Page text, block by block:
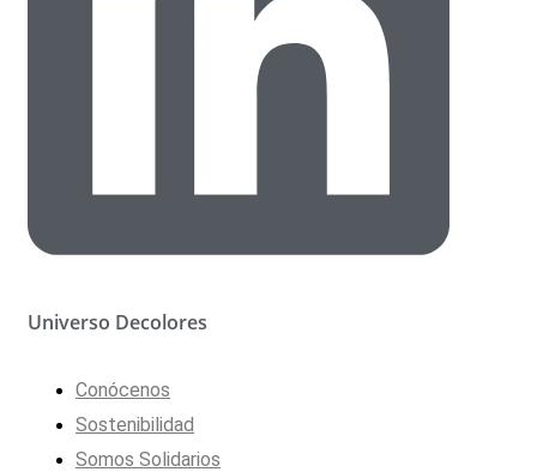
Universo Decolores
Conócenos
Sostenibilidad
Somos Solidarios